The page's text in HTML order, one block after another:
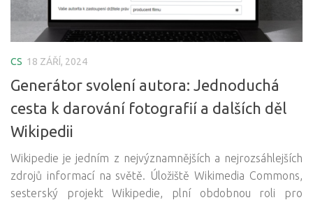
CS 18 ZÁŘÍ, 2024
Generátor svolení autora: Jednoduchá
cesta k darování fotografií a dalších děl
Wikipedii
Wikipedie je jedním z nejvýznamnějších a nejrozsáhlejších
zdrojů informací na světě. Úložiště Wikimedia Commons,
sesterský projekt Wikipedie, plní obdobnou roli pro